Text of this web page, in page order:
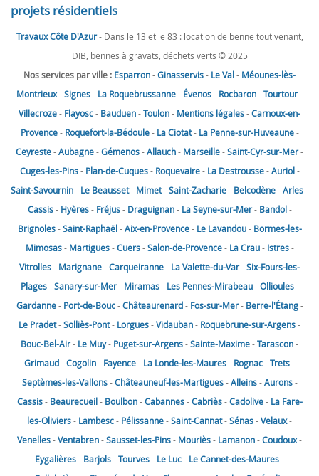
projets résidentiels
Travaux Côte D'Azur- Dans le 13 et le 83 : location de benne tout venant,
DIB, bennes à gravats, déchets verts © 2025
Nos services par ville : Esparron-Ginasservis- Le Val- Méounes-lès-
Montrieux-Signes- La Roquebrussanne- Évenos- Rocbaron-Tourtour-
Villecroze- Flayosc- Bauduen-Toulon- Mentions légales-Carnoux-en-
Provence- Roquefort-la-Bédoule- La Ciotat- La Penne-sur-Huveaune-
Ceyreste-Aubagne-Gémenos-Allauch- Marseille-Saint-Cyr-sur-Mer-
Cuges-les-Pins- Plan-de-Cuques- Roquevaire- La Destrousse-Auriol-
Saint-Savournin- Le Beausset- Mimet-Saint-Zacharie- Belcodène-Arles-
Cassis- Hyères- Fréjus- Draguignan- La Seyne-sur-Mer- Bandol-
Brignoles-Saint-Raphaël-Aix-en-Provence- Le Lavandou- Bormes-les-
Mimosas- Martigues-Cuers-Salon-de-Provence- La Crau- Istres-
Vitrolles- Marignane-Carqueiranne- La Valette-du-Var-Six-Fours-les-
Plages-Sanary-sur-Mer- Miramas- Les Pennes-Mirabeau-Ollioules-
Gardanne- Port-de-Bouc-Châteaurenard- Fos-sur-Mer- Berre-l'Étang-
Le Pradet-Solliès-Pont- Lorgues-Vidauban- Roquebrune-sur-Argens-
Bouc-Bel-Air- Le Muy- Puget-sur-Argens-Sainte-Maxime-Tarascon-
Grimaud-Cogolin- Fayence- La Londe-les-Maures- Rognac-Trets-
Septèmes-les-Vallons-Châteauneuf-les-Martigues-Alleins-Aurons-
Cassis- Beaurecueil- Boulbon-Cabannes-Cabriès-Cadolive- La Fare-
les-Oliviers- Lambesc- Pélissanne-Saint-Cannat-Sénas-Velaux-
Venelles-Ventabren-Sausset-les-Pins- Mouriès- Lamanon-Coudoux-
Eygalières- Barjols-Tourves- Le Luc- Le Cannet-des-Maures-